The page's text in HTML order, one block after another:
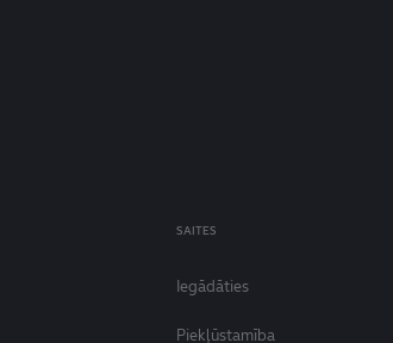
SAITES
Iegādāties
Piekļūstamība